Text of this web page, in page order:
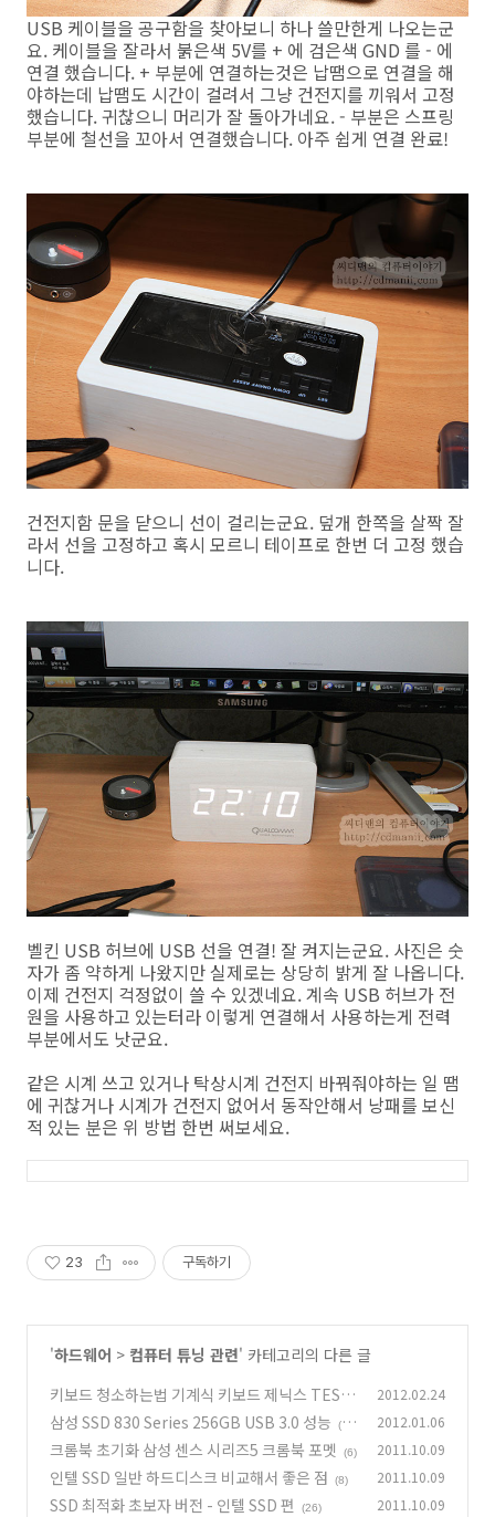
USB 케이블을 공구함을 찾아보니 하나 쓸만한게 나오는군
요. 케이블을 잘라서 붉은색 5V를 + 에 검은색 GND 를 - 에
연결 했습니다. + 부분에 연결하는것은 납땜으로 연결을 해
야하는데 납땜도 시간이 걸려서 그냥 건전지를 끼워서 고정
했습니다. 귀찮으니 머리가 잘 돌아가네요. - 부분은 스프링
부분에 철선을 꼬아서 연결했습니다. 아주 쉽게 연결 완료!
건전지함 문을 닫으니 선이 걸리는군요. 덮개 한쪽을 살짝 잘
라서 선을 고정하고 혹시 모르니 테이프로 한번 더 고정 했습
니다.
벨킨 USB 허브에 USB 선을 연결! 잘 켜지는군요. 사진은 숫
자가 좀 약하게 나왔지만 실제로는 상당히 밝게 잘 나옵니다.
이제 건전지 걱정없이 쓸 수 있겠네요. 계속 USB 허브가 전
원을 사용하고 있는터라 이렇게 연결해서 사용하는게 전력
부분에서도 낫군요.
같은 시계 쓰고 있거나 탁상시계 건전지 바꿔줘야하는 일 땜
에 귀찮거나 시계가 건전지 없어서 동작안해서 낭패를 보신
적 있는 분은 위 방법 한번 써보세요.
23 구독하기
'하드웨어 > 컴퓨터 튜닝 관련' 카테고리의 다른 글
키보드 청소하는법 기계식 키보드 제닉스 TESO
RO M7 Gaming (9)
2012.02.24
삼성 SSD 830 Series 256GB USB 3.0 성능
(1
1)
2012.01.06
크롬북 초기화 삼성 센스 시리즈5 크롬북 포멧 (6) 2011.10.09
인텔 SSD 일반 하드디스크 비교해서 좋은 점 (8) 2011.10.09
SSD 최적화 초보자 버전 - 인텔 SSD 편 (26) 2011.10.09